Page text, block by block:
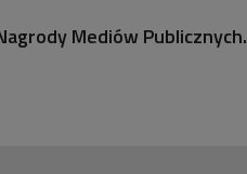
Mediów Publicznych.